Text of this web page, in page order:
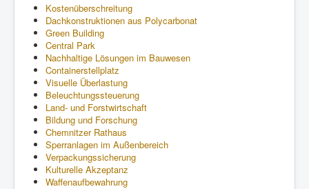
Kostenüberschreitung
Dachkonstruktionen aus Polycarbonat
Green Building
Central Park
Nachhaltige Lösungen im Bauwesen
Containerstellplatz
Visuelle Überlastung
Beleuchtungssteuerung
Land- und Forstwirtschaft
Bildung und Forschung
Chemnitzer Rathaus
Sperranlagen im Außenbereich
Verpackungssicherung
Kulturelle Akzeptanz
Waffenaufbewahrung